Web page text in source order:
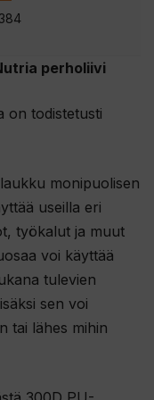
perholiivi
on todistetusti
monipuolisen
useilla eri
työkalut ja muut
voi käyttää
tulevien
sen voi
tai lähes mihin